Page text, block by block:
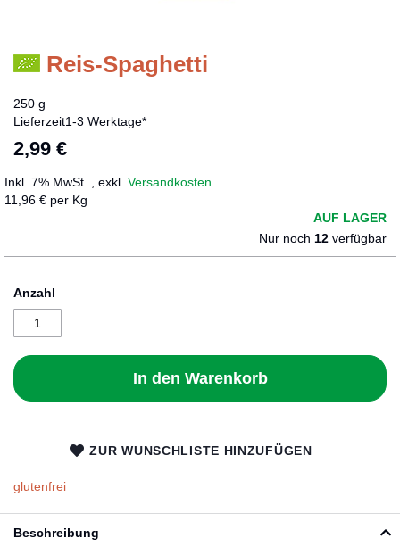
Reis-Spaghetti
250 g
Lieferzeit1-3 Werktage*
2,99 €
Inkl. 7% MwSt. exkl. Versandkosten
11,96 € per Kg
AUF LAGER
Nur noch 12 verfügbar
Anzahl
In den Warenkorb
ZUR WUNSCHLISTE HINZUFÜGEN
glutenfrei
Zum
Bildergalerie
Beschreibung